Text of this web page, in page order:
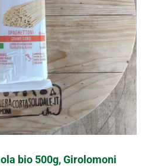
bio 500g, Girolomoni